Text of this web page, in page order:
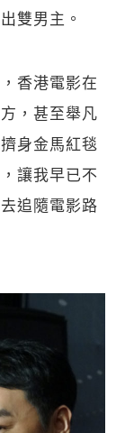
雙男主。
香港電影在
，甚至舉凡
身金馬紅毯
讓我早已不
追隨電影路